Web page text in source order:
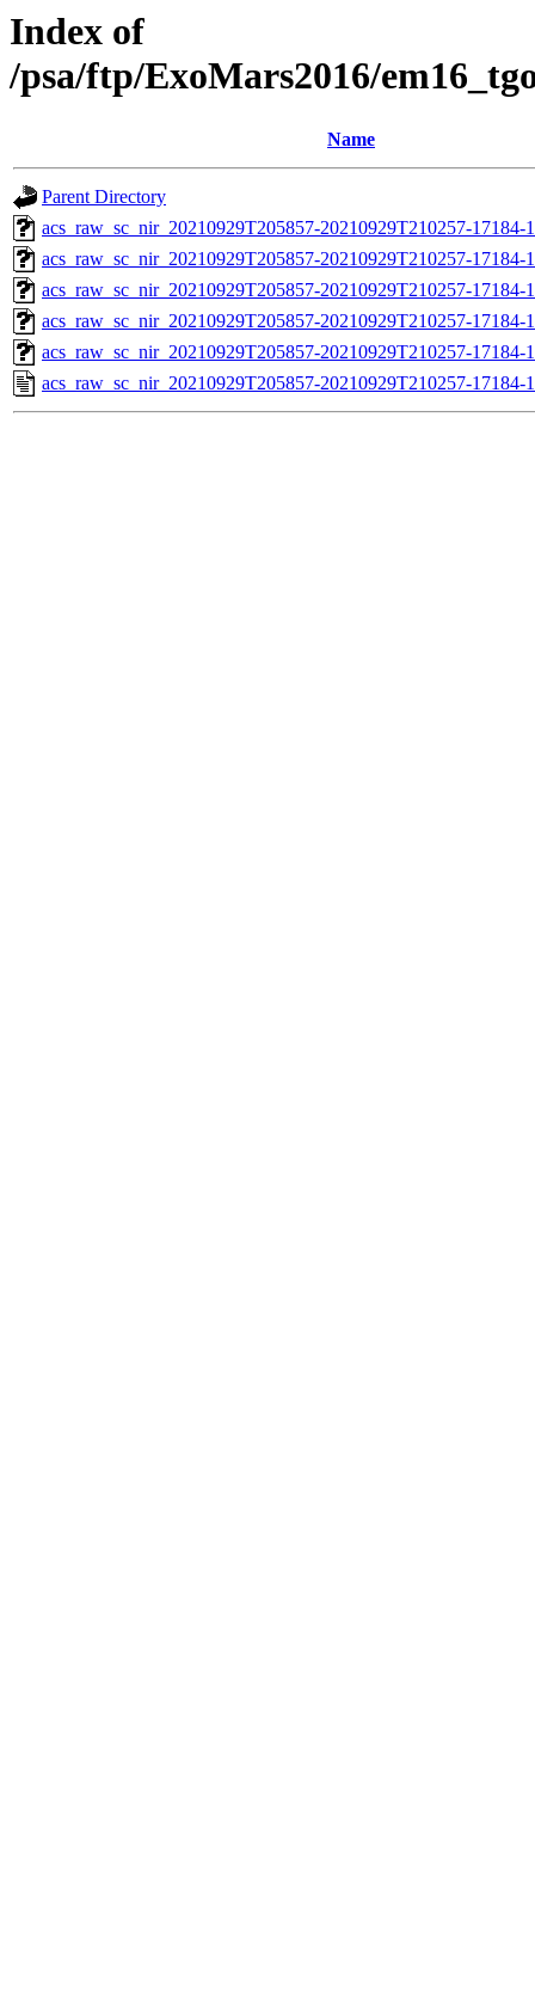
Index of
/psa/ftp/ExoMars2016/
Name
Parent Directory
acs_raw_sc_nir_20210929T205857-20210929T210257-
acs_raw_sc_nir_20210929T205857-20210929T210257-17184-
acs_raw_sc_nir_20210929T205857-20210929T210257-17184-
acs_raw_sc_nir_20210929T205857-20210929T210257-17184-
acs_raw_sc_nir_20210929T205857-20210929T210257-17184-
acs_raw_sc_nir_20210929T205857-20210929T210257-17184-